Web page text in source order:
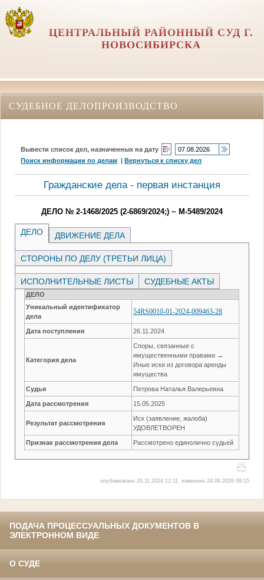
ЦЕНТРАЛЬНЫЙ РАЙОННЫЙ СУД Г.
НОВОСИБИРСКА
СУДЕБНОЕ ДЕЛОПРОИЗВОДСТВО
Вывести список дел, назначенных на дату
Поиск информации по делам |Вернуться к списку дел
Гражданские дела - первая инстанция
ДЕЛО № 2-1468/2025 (2-6869/2024;) ~ М-5489/2024
ДЕЛО ДВИЖЕНИЕ ДЕЛА
СТОРОНЫ ПО ДЕЛУ (ТРЕТЬИ ЛИЦА)
ИСПОЛНИТЕЛЬНЫЕ ЛИСТЫ СУДЕБНЫЕ АКТЫ
ДЕЛО
Уникальный идентификатор
дела
54RS0010-01-2024-009463-28
Дата поступления 26.11.2024
Категория дела
Споры, связанные с
имущественными правами →
Иные иски из договора аренды
имущества
Судья Петрова Наталья Валерьевна
Дата рассмотрения 15.05.2025
Результат рассмотрения
Иск (заявление, жалоба)
УДОВЛЕТВОРЕН
Признак рассмотрения дела Рассмотрено единолично судьей
опубликовано 26.11.2024 12:11, изменено 24.06.2026 09:15
ПОДАЧА ПРОЦЕССУАЛЬНЫХ ДОКУМЕНТОВ В
ЭЛЕКТРОННОМ ВИДЕ
О СУДЕ